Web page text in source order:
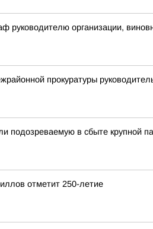
руководителю организации,
прокуратуры
подозреваемую в сбыте крупной
отметит 250-летие